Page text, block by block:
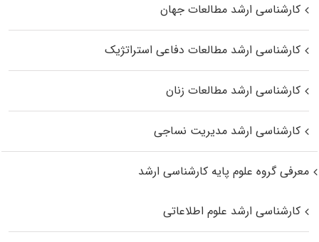
کارشناسی ارشد مطالعات جهان
کارشناسی ارشد مطالعات دفاعی استراتژیک
کارشناسی ارشد مطالعات زنان
کارشناسی ارشد مدیریت نساجی
معرفی گروه علوم پایه کارشناسی ارشد
کارشناسی ارشد علوم اطلاعاتی